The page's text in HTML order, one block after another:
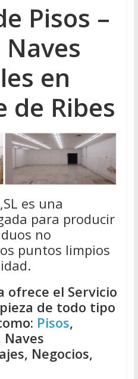
Pisos –
Naves
en
de Ribes
es una
para producir
no
puntos limpios
ofrece el Servicio
de todo tipo
Pisos,
Naves
Negocios,